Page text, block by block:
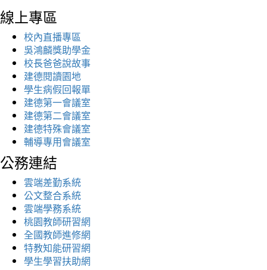
線上專區
校內直播專區
吳鴻麟獎助學金
校長爸爸說故事
建德閱讀園地
學生病假回報單
建德第一會議室
建德第二會議室
建德特殊會議室
輔導專用會議室
公務連結
雲端差勤系統
公文整合系統
雲端學務系統
桃園教師研習網
全國教師進修網
特教知能研習網
學生學習扶助網